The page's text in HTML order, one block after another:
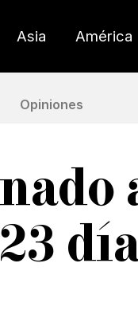
Asia América
Opiniones